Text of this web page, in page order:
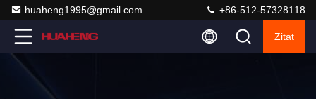
huaheng1995@gmail.com +86-512-57328118
Zitat